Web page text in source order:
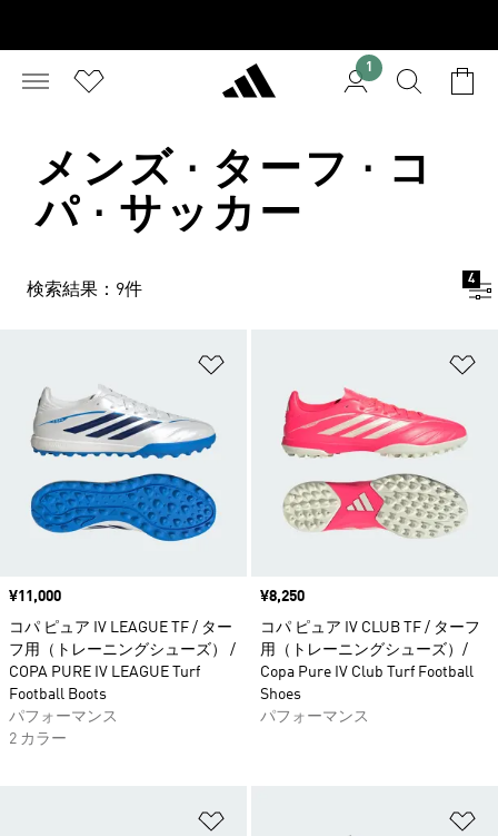
1
メンズ · ターフ · コ
パ · サッカー
検索結果：9件
4
価格
¥11,000
コパ ピュア IV LEAGUE TF / ター
フ用（トレーニングシューズ） /
COPA PURE IV LEAGUE Turf
Football Boots
パフォーマンス
2 カラー
価格
¥8,250
コパ ピュア IV CLUB TF / ターフ
用（トレーニングシューズ）/
Copa Pure IV Club Turf Football
Shoes
パフォーマンス